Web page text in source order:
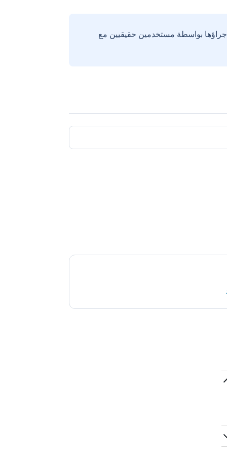
بواسطة مستخدمين حقيقيين مع